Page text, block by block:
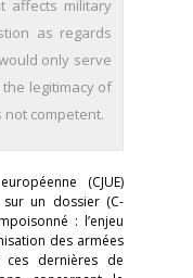
affects military
as regards
only serve
legitimacy of
not competent.
(CJUE)
un dossier (C-
: l’enjeu
des armées
ces dernières de